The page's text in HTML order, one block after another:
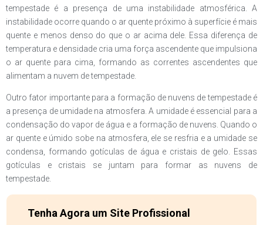
tempestade é a presença de uma instabilidade atmosférica. A
instabilidade ocorre quando o ar quente próximo à superfície é mais
quente e menos denso do que o ar acima dele. Essa diferença de
temperatura e densidade cria uma força ascendente que impulsiona
o ar quente para cima, formando as correntes ascendentes que
alimentam a nuvem de tempestade.
Outro fator importante para a formação de nuvens de tempestade é
a presença de umidade na atmosfera. A umidade é essencial para a
condensação do vapor de água e a formação de nuvens. Quando o
ar quente e úmido sobe na atmosfera, ele se resfria e a umidade se
condensa, formando gotículas de água e cristais de gelo. Essas
gotículas e cristais se juntam para formar as nuvens de
tempestade.
Tenha Agora um Site Profissional